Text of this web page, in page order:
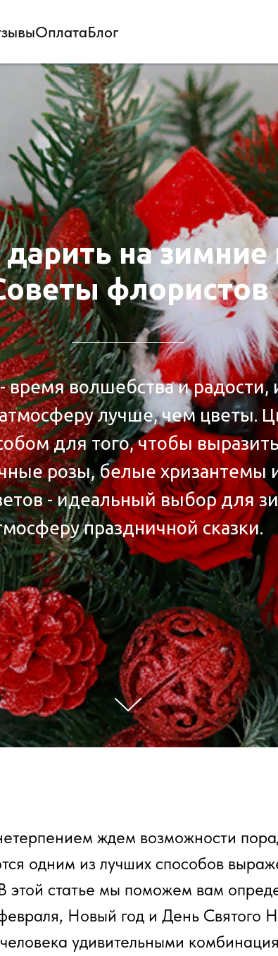
ОплатаБлог
на зимние
флористов
время волшебства и радости,
лучше, чем цветы.
для того, чтобы
розы, белые
- идеальный выбор для
праздничной сказки.
ждем возможности
одним из лучших способов
этой статье мы поможем вам
Новый год и День Святого
удивительными